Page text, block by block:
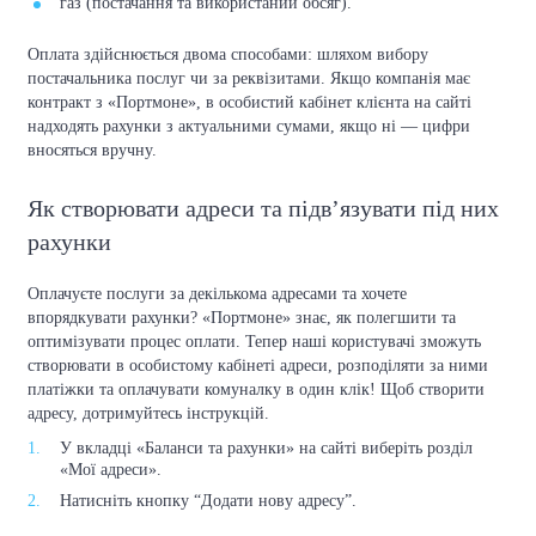
Оплата здійснюється двома способами: шляхом вибору
постачальника послуг чи за реквізитами. Якщо компанія має
контракт з «Портмоне», в особистий кабінет клієнта на сайті
надходять рахунки з актуальними сумами, якщо ні — цифри
вносяться вручну.
Як створювати адреси та підв’язувати під них
рахунки
Оплачуєте послуги за декількома адресами та хочете
впорядкувати рахунки? «Портмоне» знає, як полегшити та
оптимізувати процес оплати. Тепер наші користувачі зможуть
створювати в особистому кабінеті адреси, розподіляти за ними
платіжки та оплачувати комуналку в один клік! Щоб створити
адресу, дотримуйтесь інструкцій.
У вкладці «Баланси та рахунки» на сайті виберіть розділ
«Мої адреси».
Натисніть кнопку “Додати нову адресу”.